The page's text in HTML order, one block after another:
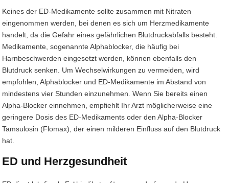
Keines der ED-Medikamente sollte zusammen mit Nitraten
eingenommen werden, bei denen es sich um Herzmedikamente
handelt, da die Gefahr eines gefährlichen Blutdruckabfalls besteht.
Medikamente, sogenannte Alphablocker, die häufig bei
Harnbeschwerden eingesetzt werden, können ebenfalls den
Blutdruck senken. Um Wechselwirkungen zu vermeiden, wird
empfohlen, Alphablocker und ED-Medikamente im Abstand von
mindestens vier Stunden einzunehmen. Wenn Sie bereits einen
Alpha-Blocker einnehmen, empfiehlt Ihr Arzt möglicherweise eine
geringere Dosis des ED-Medikaments oder den Alpha-Blocker
Tamsulosin (Flomax), der einen milderen Einfluss auf den Blutdruck
hat.
ED und Herzgesundheit